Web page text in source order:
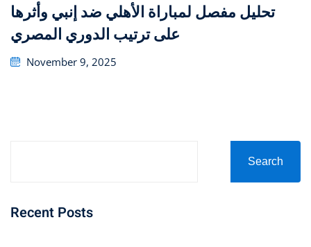
تحليل مفصل لمباراة الأهلي ضد إنبي وأثرها
على ترتيب الدوري المصري
Posted
November 9, 2025
Search
Recent Posts